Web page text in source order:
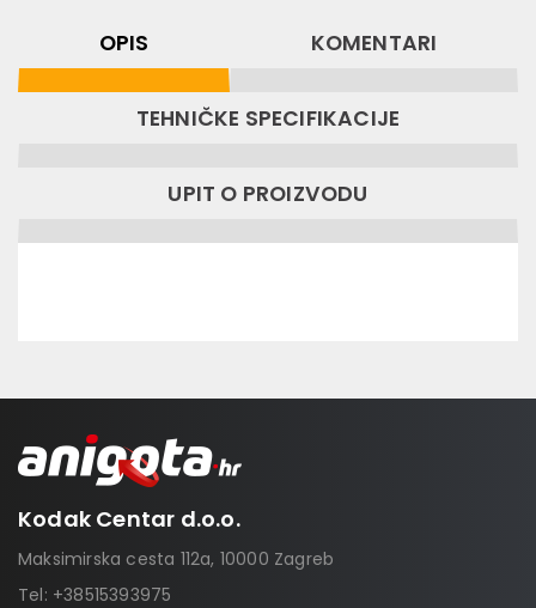
OPIS KOMENTARI
TEHNIČKE SPECIFIKACIJE
UPIT O PROIZVODU
Kodak Centar d.o.o.
Maksimirska cesta 112a, 10000 Zagreb
Tel: +38515393975